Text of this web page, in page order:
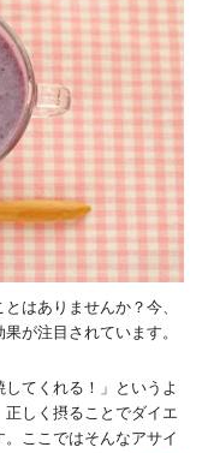
はありませんか？今、
が注目されています。
てくれる！」というよ
しく摂ることでダイエ
ここではそんなアサイ